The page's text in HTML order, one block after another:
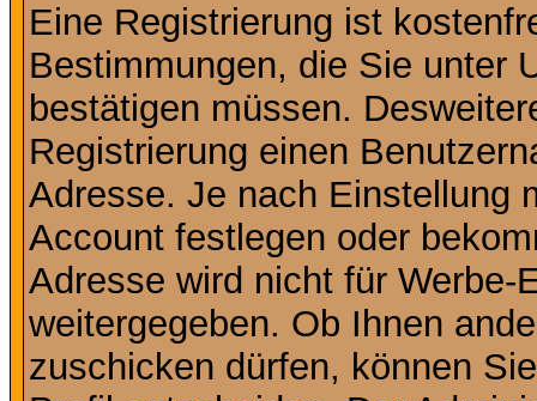
Eine Registrierung ist
Bestimmungen, die Sie unter
bestätigen müssen.
Registrierung einen
Adresse. Je nach Einstellung
Account festlegen oder
Adresse wird nicht für
weitergegeben. Ob Ihnen
zuschicken dürfen, können